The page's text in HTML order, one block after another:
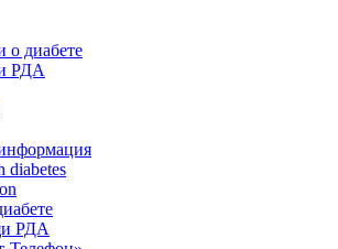
о диабете
РДА
diabetes
РДА